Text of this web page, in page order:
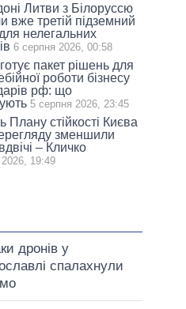
Литви з Білоруссю
вже третій підземний
нелегальних
6 серпня 2026, 00:58
пакет рішень для
роботи бізнесу
рф: що
5 серпня 2026, 23:45
Плану стійкості Києва
зменшили
– Кличко
19:49
дронів у
спалахнули